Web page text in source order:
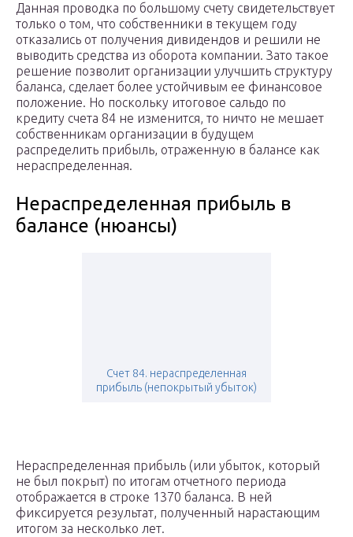
Данная проводка по большому счету свидетельствует
только о том, что собственники в текущем году
отказались от получения дивидендов и решили не
выводить средства из оборота компании. Зато такое
решение позволит организации улучшить структуру
баланса, сделает более устойчивым ее финансовое
положение. Но поскольку итоговое сальдо по
кредиту счета 84 не изменится, то ничто не мешает
собственникам организации в будущем
распределить прибыль, отраженную в балансе как
нераспределенная.
Нераспределенная прибыль в
балансе (нюансы)
Счет 84. нераспределенная
прибыль (непокрытый убыток)
Нераспределенная прибыль (или убыток, который
не был покрыт) по итогам отчетного периода
отображается в строке 1370 баланса. В ней
фиксируется результат, полученный нарастающим
итогом за несколько лет.